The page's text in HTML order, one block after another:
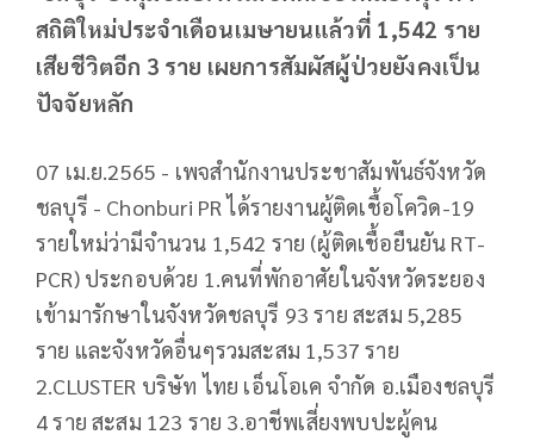
สถิติใหม่ประจำเดือนเมษายนแล้วที่ 1,542 ราย
เสียชีวิตอีก 3 ราย เผยการสัมผัสผู้ป่วยยังคงเป็น
ปัจจัยหลัก
07 เม.ย.2565 - เพจสำนักงานประชาสัมพันธ์จังหวัด
ชลบุรี - Chonburi PR ได้รายงานผู้ติดเชื้อโควิด-19
รายใหม่ว่ามีจำนวน 1,542 ราย (ผู้ติดเชื้อยืนยัน RT-
PCR) ประกอบด้วย 1.คนที่พักอาศัยในจังหวัดระยอง
เข้ามารักษาในจังหวัดชลบุรี 93 ราย สะสม 5,285
ราย และจังหวัดอื่นๆรวมสะสม 1,537 ราย
2.CLUSTER บริษัท ไทย เอ็นโอเค จำกัด อ.เมืองชลบุรี
4 ราย สะสม 123 ราย 3.อาชีพเสี่ยงพบปะผู้คน